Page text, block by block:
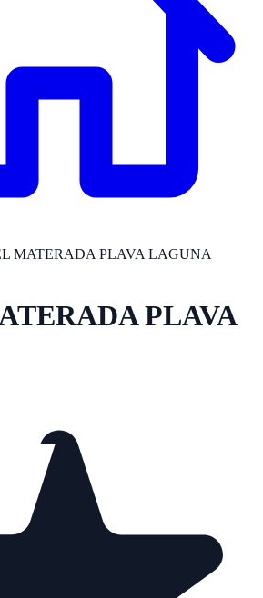
MATERADA PLAVA LAGUNA
PLAVA